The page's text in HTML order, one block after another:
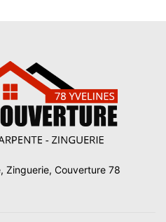
Zinguerie, Couverture 78